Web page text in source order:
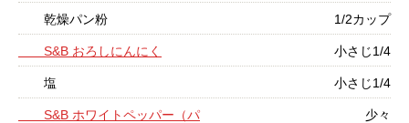
乾燥パン粉 1/2カップ
S&B おろしにんにく 小さじ1/4
塩 小さじ1/4
S&B ホワイトペッパー（パ
少々